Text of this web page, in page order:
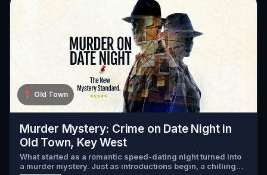
📍 Old Town
Murder Mystery: Crime on Date Night in
Old Town, Key West
What started as a romantic speed-dating night turned into
a murder mystery. Just as introductions begin, a chilling